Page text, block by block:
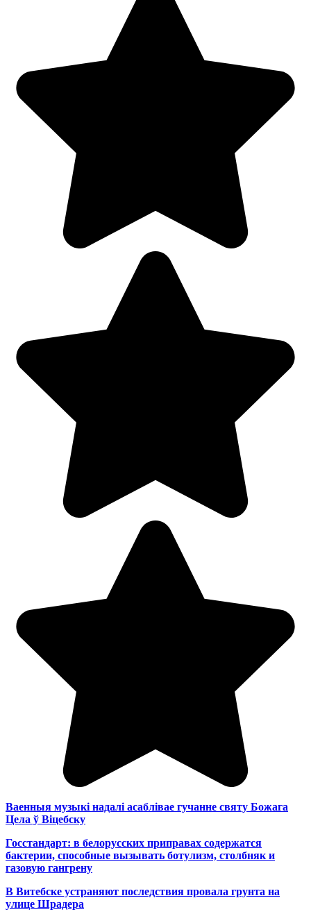
Ваенныя музыкі надалі асаблівае гучанне святу Божага
Цела ў Віцебску
Госстандарт: в белорусских приправах содержатся
бактерии, способные вызывать ботулизм, столбняк и
газовую гангрену
В Витебске устраняют последствия провала грунта на
улице Шрадера